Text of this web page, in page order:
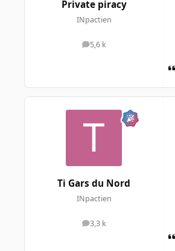
Private piracy
INpactien
5,6 k
messages
Ti Gars du Nord
INpactien
3,3 k
messages